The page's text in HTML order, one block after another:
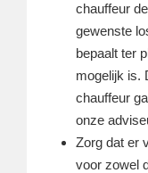
chauffeur
gewenste
bepaalt ter
mogelijk is.
chauffeur
onze
Zorg dat er
voor zowel